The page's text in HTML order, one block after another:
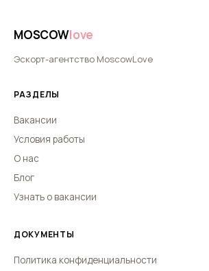
MOSCOWlove
Эскорт-агентство MoscowLove
РАЗДЕЛЫ
Вакансии
Условия работы
О нас
Блог
Узнать о вакансии
ДОКУМЕНТЫ
Политика конфиденциальности